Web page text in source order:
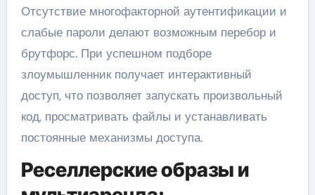
Отсутствие многофакторной аутентификации и
слабые пароли делают возможным перебор и
брутфорс. При успешном подборе
злоумышленник получает интерактивный
доступ, что позволяет запускать произвольный
код, просматривать файлы и устанавливать
постоянные механизмы доступа.
Реселлерские образы и